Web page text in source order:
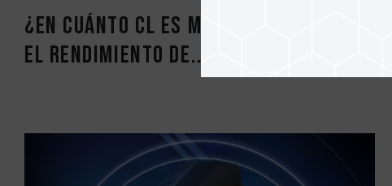
¿En cuánto CL es más bajo, mejor en
el rendimiento de...